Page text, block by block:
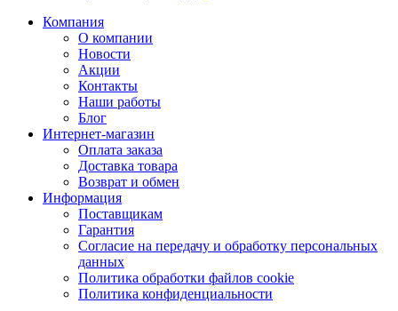
Компания
О компании
Новости
Акции
Контакты
Наши работы
Блог
Интернет-магазин
Оплата заказа
Доставка товара
Возврат и обмен
Информация
Поставщикам
Гарантия
Согласие на передачу и обработку персональных
данных
Политика обработки файлов cookie
Политика конфиденциальности